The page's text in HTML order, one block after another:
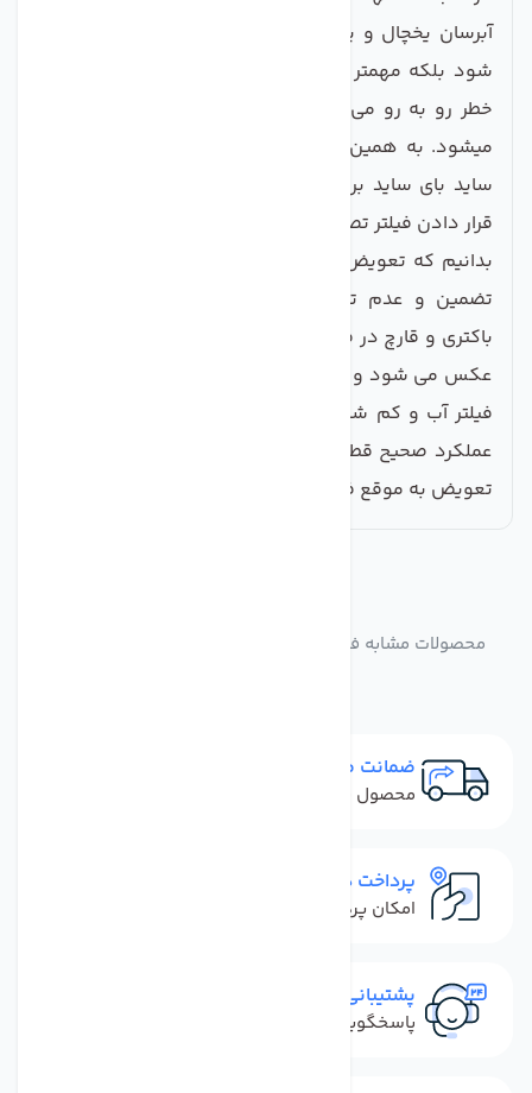
آبرسان یخچال و پایین آمدن عمر فیلتر ها و قطعات می
شود بلکه مهمتر از آن سلامت شما و خانواده شما را با
خطر رو به رو می کند و باعث بیماری‌های گوناگونی نیز
میشود. به همین خاطر کمپانی های تولید کننده یخچال
ساید بای ساید برای پیشگیری از این مشکلات اقدام به
قرار دادن فیلتر تصفیه آب در محصولات خود کرده اند.باید
بدانیم که تعویض به موقع این فیلتر ها عملکرد آنها را
تضمین و عدم تعویض به موقع موجب بوجود آمدن
باکتری و قارچ در فضای درونی فیلتر شده و عملکرد فیلتر
عکس می شود و در برخی موارد موجب مسدود شدن راه
فیلتر آب و کم شدن فشار آب می شود که این نیز برای
عملکرد صحیح قطعات ساید بروز مشکل می کند.پس در
تعویض به موقع فیلتر ها دقت داشته باشید.
محصولات مشابه فیلتر یخچال ال جی مدل LT600P سر باریک
ضمانت مرجوعی
محصول نباید آسیب دیده باشد
پرداخت در محل
امکان پرداخت کل فاکتور در محل
پشتیبانی سریع
پاسخگویی سریع به تماس‌ها و پیام‌ها